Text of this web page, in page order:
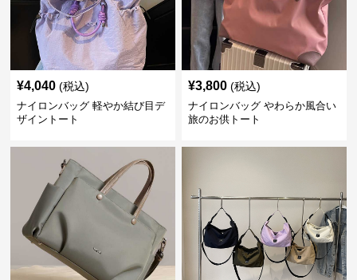
¥4,040 (税込)
ナイロンバッグ 軽やか結び目デ
ザイントート
¥3,800 (税込)
ナイロンバッグ やわらか風合い
旅のお供トート